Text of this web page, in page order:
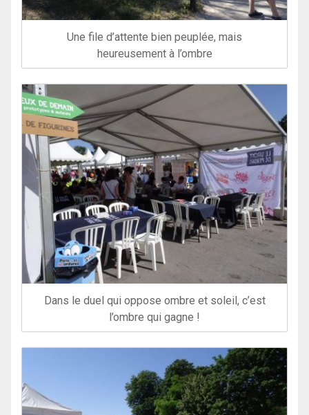
Une file d’attente bien peuplée, mais
heureusement à l’ombre
Dans le duel qui oppose ombre et soleil, c’est
l’ombre qui gagne !